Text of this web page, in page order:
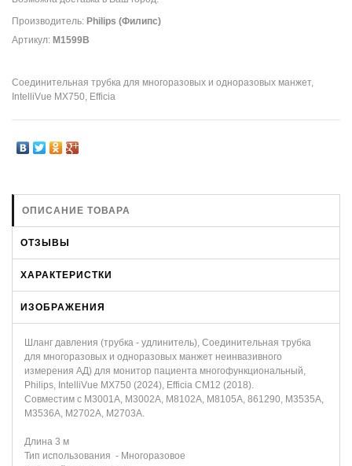
Производитель: Philips (Филипс)
Артикул: M1599B
Соединительная трубка для многоразовых и одноразовых манжет,
IntelliVue MX750, Efficia
ОПИСАНИЕ ТОВАРА
ОТЗЫВЫ
ХАРАКТЕРИСТКИ
ИЗОБРАЖЕНИЯ
Шланг давления (трубка - удлинитель), Соединительная трубка
для многоразовых и одноразовых манжет неинвазивного
измерения АД) для монитор пациента многофункциональный,
Philips, IntelliVue MX750 (2024), Efficia CM12 (2018).
Совместим с M3001A, M3002A, M8102A, M8105A, 861290, M3535A,
M3536A, M2702A, M2703A.
Длина 3 м
Тип использования - Многоразовое